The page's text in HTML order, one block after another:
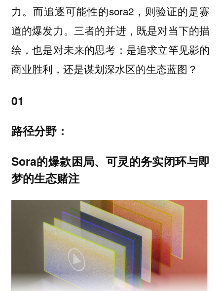
力。而追逐可能性的sora2，则验证的是赛
道的爆发力。三者的并进，既是对当下的描
绘，也是对未来的思考：是追求立竿见影的
商业胜利，还是谋划深水区的生态蓝图？
01
路径分野：
Sora的爆款困局、可灵的务实闭环与即
梦的生态赌注